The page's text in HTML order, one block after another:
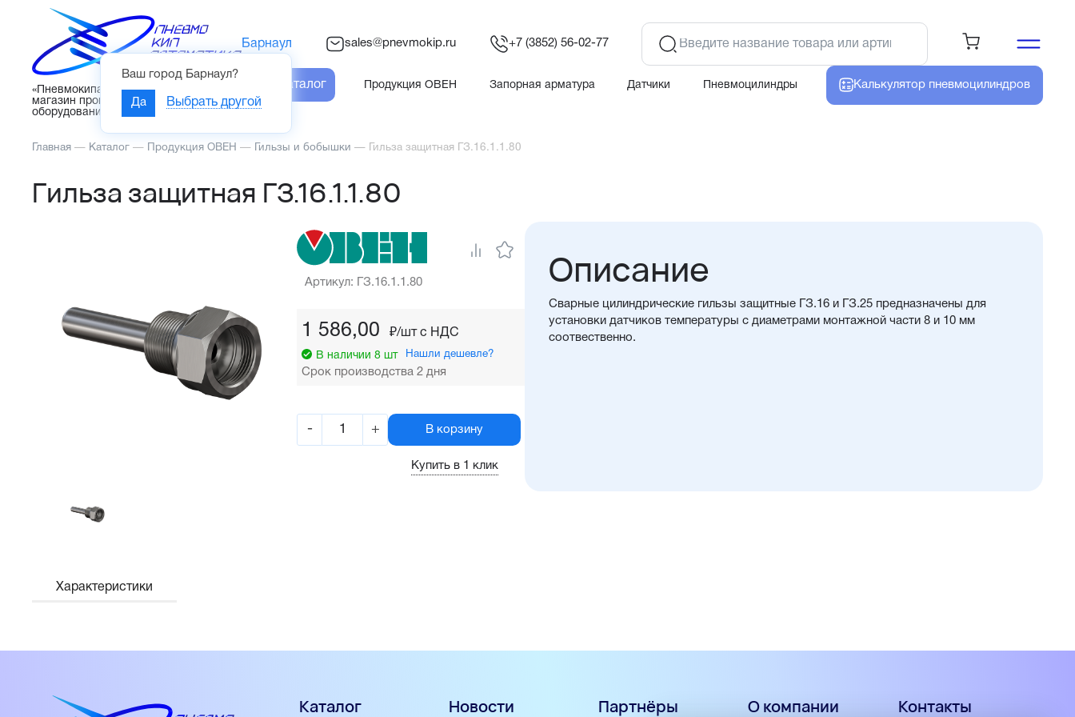
«Пневмокипавтоматика» – интернет-
магазин промышленного
оборудования
Барнаул
Ваш город Барнаул?
Да Выбрать другой
sales@pnevmokip.ru +7 (3852) 56-02-77
Каталог Продукция ОВЕН Запорная арматура Датчики Пневмоцилиндры Калькулятор пневмоцилиндров
Главная — Каталог — Продукция ОВЕН — Гильзы и бобышки — Гильза защитная ГЗ.16.1.1.80
Гильза защитная ГЗ.16.1.1.80
Артикул: ГЗ.16.1.1.80
1 586,00 ₽/шт c НДС
В наличии 8 шт Нашли дешевле?
Срок производства 2 дня
- + В корзину
Купить в 1 клик
Описание
Сварные цилиндрические гильзы защитные ГЗ.16 и ГЗ.25 предназначены для
установки датчиков температуры с диаметрами монтажной части 8 и 10 мм
соотвественно.
Характеристики
Каталог Новости Партнёры О компании Контакты